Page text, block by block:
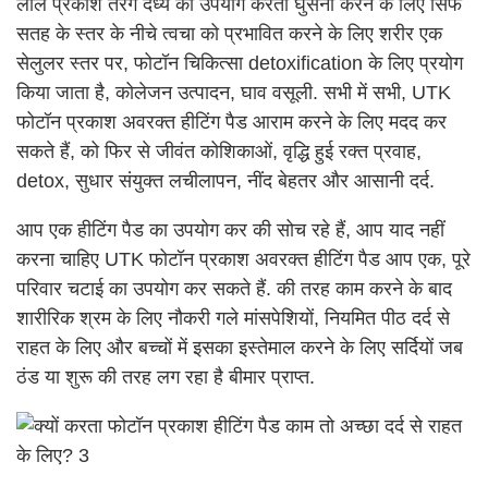
लाल प्रकाश तरंग दैर्ध्य का उपयोग करता घुसना करने के लिए सिर्फ
सतह के स्तर के नीचे त्वचा को प्रभावित करने के लिए शरीर एक
सेलुलर स्तर पर, फोटॉन चिकित्सा detoxification के लिए प्रयोग
किया जाता है, कोलेजन उत्पादन, घाव वसूली. सभी में सभी, UTK
फोटॉन प्रकाश अवरक्त हीटिंग पैड आराम करने के लिए मदद कर
सकते हैं, को फिर से जीवंत कोशिकाओं, वृद्धि हुई रक्त प्रवाह,
detox, सुधार संयुक्त लचीलापन, नींद बेहतर और आसानी दर्द.
आप एक हीटिंग पैड का उपयोग कर की सोच रहे हैं, आप याद नहीं
करना चाहिए UTK फोटॉन प्रकाश अवरक्त हीटिंग पैड आप एक, पूरे
परिवार चटाई का उपयोग कर सकते हैं. की तरह काम करने के बाद
शारीरिक श्रम के लिए नौकरी गले मांसपेशियों, नियमित पीठ दर्द से
राहत के लिए और बच्चों में इसका इस्तेमाल करने के लिए सर्दियों जब
ठंड या शुरू की तरह लग रहा है बीमार प्राप्त.